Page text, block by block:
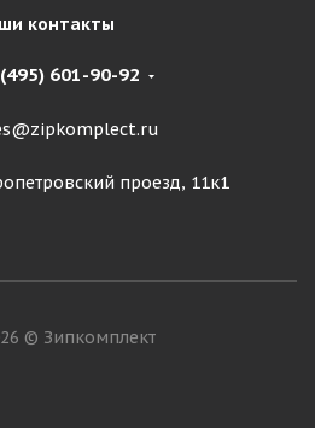
контакты
601-90-92
проезд, 11к1
© Зипкомплект